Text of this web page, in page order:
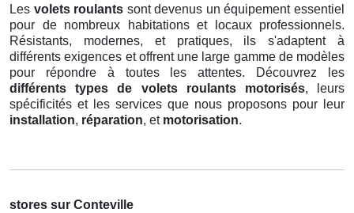
Les volets roulants sont devenus un équipement essentiel
pour de nombreux habitations et locaux professionnels.
Résistants, modernes, et pratiques, ils s'adaptent à
différents exigences et offrent une large gamme de modèles
pour répondre à toutes les attentes. Découvrez les
différents types de volets roulants motorisés, leurs
spécificités et les services que nous proposons pour leur
installation, réparation, et motorisation.
stores sur Conteville